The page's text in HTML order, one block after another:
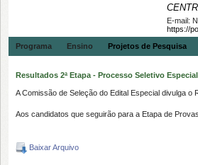
E-mail:
https://
Programa
Ensino Projetos de Pesquisa
Resultados 2ª Etapa - Processo Seletivo
A Comissão de Seleção do Edital Especial divulga o
Aos candidatos que seguirão para a Etapa de
Baixar Arquivo